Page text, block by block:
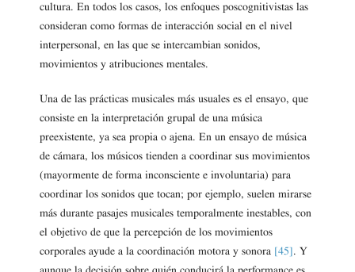
cultura. En todos los casos, los enfoques poscognitivistas las
consideran como formas de interacción social en el nivel
interpersonal, en las que se intercambian sonidos,
movimientos y atribuciones mentales.
Una de las prácticas musicales más usuales es el ensayo, que
consiste en la interpretación grupal de una música
preexistente, ya sea propia o ajena. En un ensayo de música
de cámara, los músicos tienden a coordinar sus movimientos
(mayormente de forma inconsciente e involuntaria) para
coordinar los sonidos que tocan; por ejemplo, suelen mirarse
más durante pasajes musicales temporalmente inestables, con
el objetivo de que la percepción de los movimientos
corporales ayude a la coordinación motora y sonora [45]. Y